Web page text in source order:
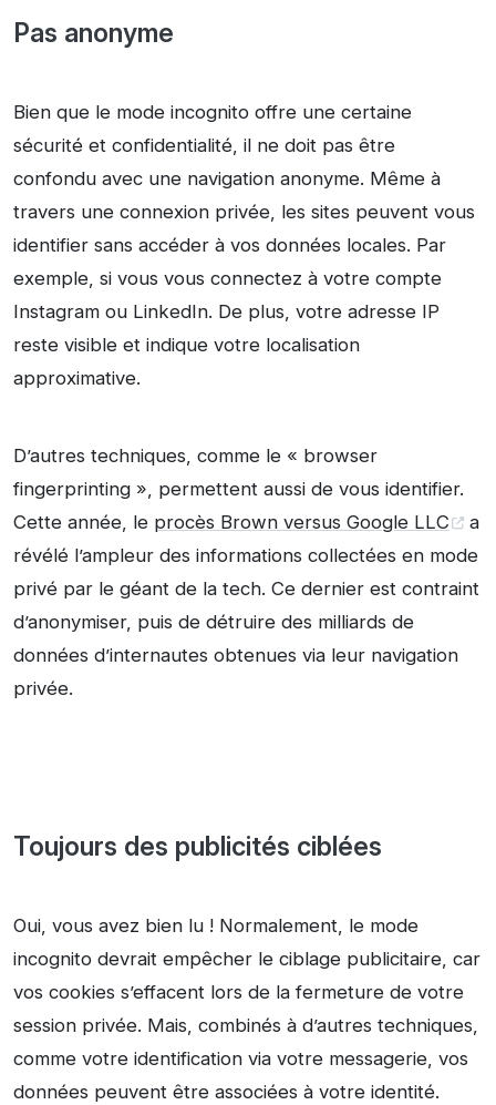
Pas anonyme
Bien que le mode incognito offre une certaine
sécurité et confidentialité, il ne doit pas être
confondu avec une navigation anonyme. Même à
travers une connexion privée, les sites peuvent vous
identifier sans accéder à vos données locales. Par
exemple, si vous vous connectez à votre compte
Instagram ou LinkedIn. De plus, votre adresse IP
reste visible et indique votre localisation
approximative.
D’autres techniques, comme le « browser
fingerprinting », permettent aussi de vous identifier.
Cette année, le procès Brown versus Google LLC
a
révélé l’ampleur des informations collectées en mode
privé par le géant de la tech. Ce dernier est contraint
d’anonymiser, puis de détruire des milliards de
données d’internautes obtenues via leur navigation
privée.
Toujours des publicités ciblées
Oui, vous avez bien lu ! Normalement, le mode
incognito devrait empêcher le ciblage publicitaire, car
vos cookies s’effacent lors de la fermeture de votre
session privée. Mais, combinés à d’autres techniques,
comme votre identification via votre messagerie, vos
données peuvent être associées à votre identité.